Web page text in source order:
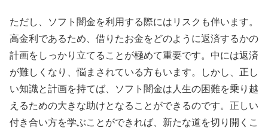
ただし、ソフト闇金を利用する際にはリスクも伴います。
高金利であるため、借りたお金をどのように返済するかの
計画をしっかり立てることが極めて重要です。中には返済
が難しくなり、悩まされている方もいます。しかし、正し
い知識と計画を持てば、ソフト闇金は人生の困難を乗り越
えるための大きな助けとなることができるのです。正しい
付き合い方を学ぶことができれば、新たな道を切り開くこ